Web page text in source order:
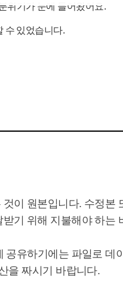
위기가 눈에 들어왔어요.
수 있었습니다.
다.
이 원본입니다. 수정본
기 위해 지불해야 하는
유하기에는 파일로 데
을 짜시기 바랍니다.